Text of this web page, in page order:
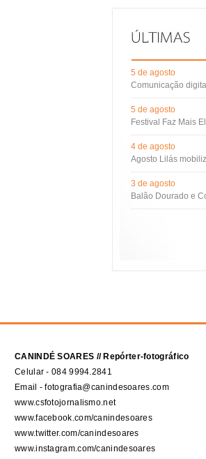
5 de agosto
Comunicação
5 de agosto
Festival Faz Mais
4 de agosto
Agosto Lilás
3 de agosto
Balão Dourado e
CANINDÉ SOARES // Repórter-fotográfico
Celular - 084 9994.2841
Email - fotografia@canindesoares.com
www.csfotojornalismo.net
www.facebook.com/canindesoares
www.twitter.com/canindesoares
www.instagram.com/canindesoares